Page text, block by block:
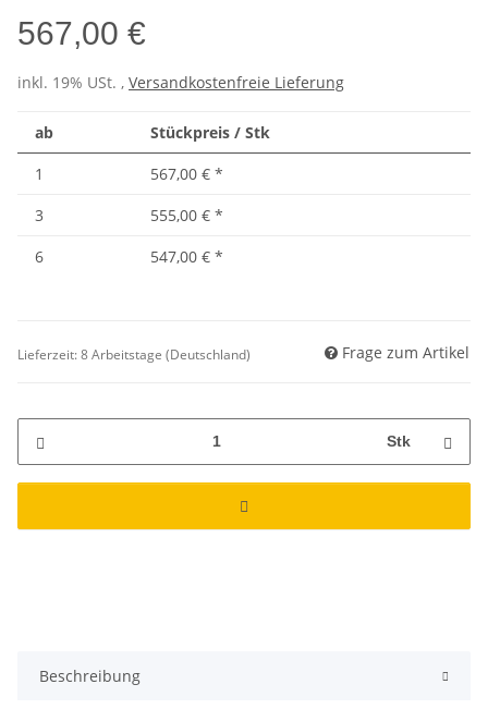
567,00 €
inkl. 19% USt. , Versandkostenfreie Lieferung
ab
Stückpreis / Stk
1
567,00 € *
3
555,00 € *
6
547,00 € *
Lieferzeit:8 Arbeitstage (Deutschland) Frage zum Artikel
Stk
Beschreibung